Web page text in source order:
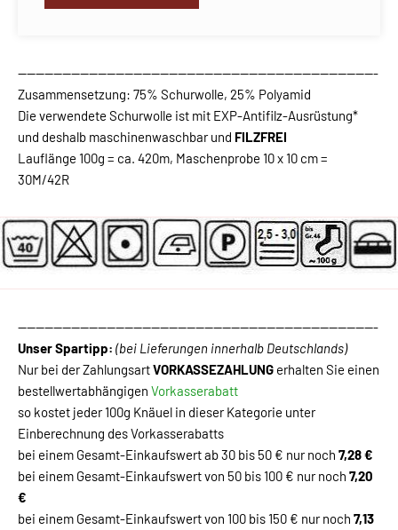
---------------------------------------------------------------------------------
Zusammensetzung: 75% Schurwolle, 25% Polyamid
Die verwendete Schurwolle ist mit EXP-Antifilz-Ausrüstung*
und deshalb maschinenwaschbar und FILZFREI
Lauflänge 100g = ca. 420m, Maschenprobe 10 x 10 cm =
30M/42R
---------------------------------------------------------------------------------
Unser Spartipp: (bei Lieferungen innerhalb Deutschlands)
Nur bei der ZahlungsartVORKASSEZAHLUNG erhalten Sie einen
bestellwertabhängigen Vorkasserabatt
so kostet jeder 100g Knäuel in dieser Kategorie unter
Einberechnung des Vorkasserabatts
bei einem Gesamt-Einkaufswert ab 30 bis 50 € nur noch 7,28 €
bei einem Gesamt-Einkaufswert von 50 bis 100 € nur noch 7,20
€
bei einem Gesamt-Einkaufswert von 100 bis 150 € nur noch 7,13